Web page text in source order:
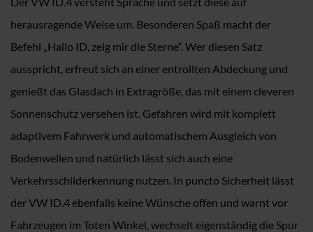
herausragende Weise um. Besonderen Spaß macht der
Befehl „Hallo ID, zeig mir die Sterne“. Wer diesen Satz
ausspricht, erfreut sich an einer entrollten Abdeckung und
genießt das Glasdach in Extragröße, das mit einem cleveren
Sonnenschutz versehen ist. Gefahren wird mit komplett
adaptivem Fahrwerk und automatischem Ausgleich von
Bodenwellen und natürlich lässt sich auch eine
Verkehrsschilderkennung nutzen. In puncto Sicherheit lässt
der VW ID.4 ebenfalls keine Wünsche offen und warnt vor
Fahrzeugen im Toten Winkel, wechselt eigenständig die Spur